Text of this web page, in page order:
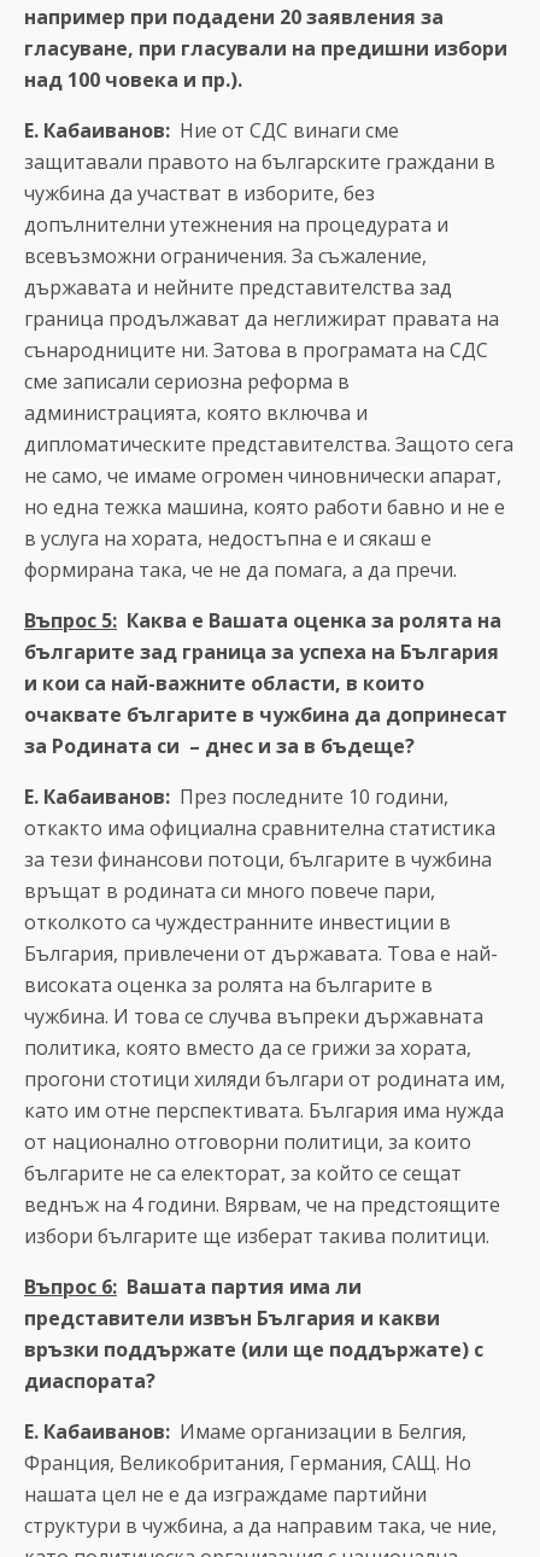
например при подадени 20 заявления за
гласуване, при гласували на предишни избори
над 100 човека и пр.).
Е. Кабаиванов: Ние от СДС винаги сме
защитавали правото на българските граждани в
чужбина да участват в изборите, без
допълнителни утежнения на процедурата и
всевъзможни ограничения. За съжаление,
държавата и нейните представителства зад
граница продължават да неглижират правата на
сънародниците ни. Затова в програмата на СДС
сме записали сериозна реформа в
администрацията, която включва и
дипломатическите представителства. Защото сега
не само, че имаме огромен чиновнически апарат,
но една тежка машина, която работи бавно и не е
в услуга на хората, недостъпна е и сякаш е
формирана така, че не да помага, а да пречи.
Въпрос 5: Каква е Вашата оценка за ролята на
българите зад граница за успеха на България
и кои са най-важните области, в които
очаквате българите в чужбина да допринесат
за Родината си – днес и за в бъдеще?
Е. Кабаиванов: През последните 10 години,
откакто има официална сравнителна статистика
за тези финансови потоци, българите в чужбина
връщат в родината си много повече пари,
отколкото са чуждестранните инвестиции в
България, привлечени от държавата. Това е най-
високата оценка за ролята на българите в
чужбина. И това се случва въпреки държавната
политика, която вместо да се грижи за хората,
прогони стотици хиляди българи от родината им,
като им отне перспективата. България има нужда
от национално отговорни политици, за които
българите не са електорат, за който се сещат
веднъж на 4 години. Вярвам, че на предстоящите
избори българите ще изберат такива политици.
Въпрос 6: Вашата партия има ли
представители извън България и какви
връзки поддържате (или ще поддържате) с
диаспората?
Е. Кабаиванов: Имаме организации в Белгия,
Франция, Великобритания, Германия, САЩ. Но
нашата цел не е да изграждаме партийни
структури в чужбина, а да направим така, че ние,